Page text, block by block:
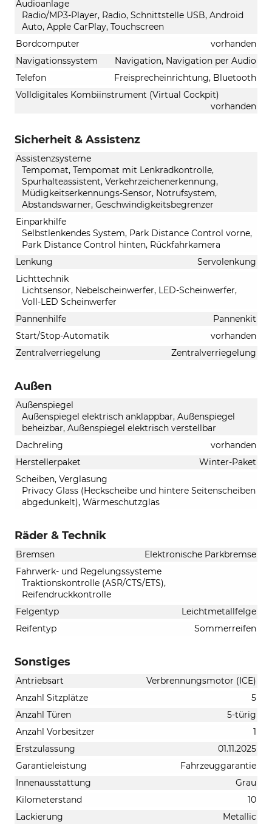
Audioanlage
Radio/MP3-Player, Radio, Schnittstelle USB, Android
Auto, Apple CarPlay, Touchscreen
Bordcomputer
vorhanden
Navigationssystem
Navigation, Navigation per Audio
Telefon
Freisprecheinrichtung, Bluetooth
Volldigitales Kombiinstrument (Virtual Cockpit)
vorhanden
Sicherheit & Assistenz
Assistenzsysteme
Tempomat, Tempomat mit Lenkradkontrolle,
Spurhalteassistent, Verkehrzeichenerkennung,
Müdigkeitserkennungs-Sensor, Notrufsystem,
Abstandswarner, Geschwindigkeitsbegrenzer
Einparkhilfe
Selbstlenkendes System, Park Distance Control vorne,
Park Distance Control hinten, Rückfahrkamera
Lenkung
Servolenkung
Lichttechnik
Lichtsensor, Nebelscheinwerfer, LED-Scheinwerfer,
Voll-LED Scheinwerfer
Pannenhilfe
Pannenkit
Start/Stop-Automatik
vorhanden
Zentralverriegelung
Zentralverriegelung
Außen
Außenspiegel
Außenspiegel elektrisch anklappbar, Außenspiegel
beheizbar, Außenspiegel elektrisch verstellbar
Dachreling
vorhanden
Herstellerpaket
Winter-Paket
Scheiben, Verglasung
Privacy Glass (Heckscheibe und hintere Seitenscheiben
abgedunkelt), Wärmeschutzglas
Räder & Technik
Bremsen
Elektronische Parkbremse
Fahrwerk- und Regelungssysteme
Traktionskontrolle (ASR/CTS/ETS),
Reifendruckkontrolle
Felgentyp
Leichtmetallfelge
Reifentyp
Sommerreifen
Sonstiges
Antriebsart
Verbrennungsmotor (ICE)
Anzahl Sitzplätze
5
Anzahl Türen
5-türig
Anzahl Vorbesitzer
1
Erstzulassung
01.11.2025
Garantieleistung
Fahrzeuggarantie
Innenausstattung
Grau
Kilometerstand
10
Lackierung
Metallic